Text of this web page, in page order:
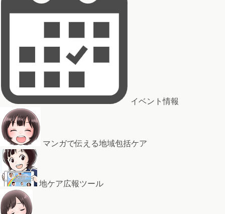
イベント情報
マンガで伝える地域包括ケア
地ケア広報ツール